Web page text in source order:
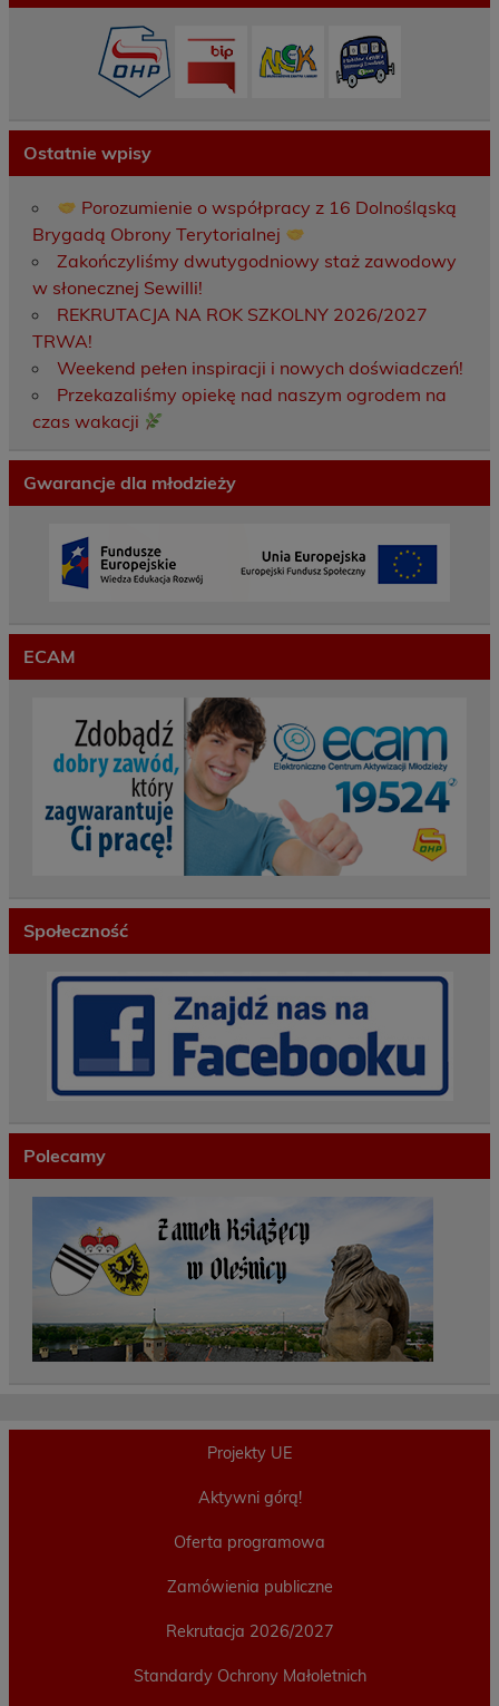
Ostatnie wpisy
Porozumienie o współpracy z 16 Dolnośląską
Brygadą Obrony Terytorialnej
Zakończyliśmy dwutygodniowy staż zawodowy
w słonecznej Sewilli!
REKRUTACJA NA ROK SZKOLNY 2026/2027
TRWA!
Weekend pełen inspiracji i nowych doświadczeń!
Przekazaliśmy opiekę nad naszym ogrodem na
czas wakacji
Gwarancje dla młodzieży
ECAM
Społeczność
Polecamy
Projekty UE
Aktywni górą!
Oferta programowa
Zamówienia publiczne
Rekrutacja 2026/2027
Standardy Ochrony Małoletnich